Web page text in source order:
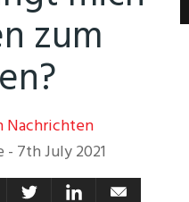
zum
Nachrichten
- 7th July 2021